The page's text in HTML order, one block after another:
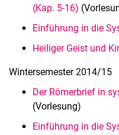
(Kap. 5-16)
Einführung in die
Heiliger Geist und
Win­ter­se­mes­ter 2014/15
Der Römerbrief in
(Vorlesung)
Einführung in die